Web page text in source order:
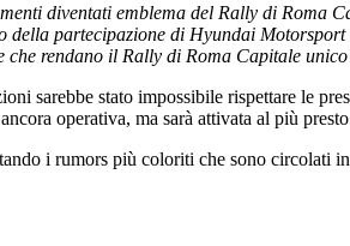
diventati emblema del Rally di Roma
della partecipazione di Hyundai
rendano il Rally di Roma Capitale unico
sarebbe stato impossibile rispettare le
operativa, ma sarà attivata al più
i rumors più coloriti che sono circolati